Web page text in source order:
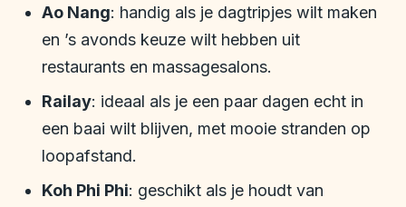
Ao Nang: handig als je dagtripjes wilt maken
en ’s avonds keuze wilt hebben uit
restaurants en massagesalons.
Railay: ideaal als je een paar dagen echt in
een baai wilt blijven, met mooie stranden op
loopafstand.
Koh Phi Phi: geschikt als je houdt van